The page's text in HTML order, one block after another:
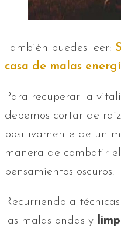
También puedes leer:
casa de malas
Para recuperar la
debemos cortar de
positivamente de un
manera de combatir el
pensamientos oscuros.
Recurriendo a
las malas ondas y